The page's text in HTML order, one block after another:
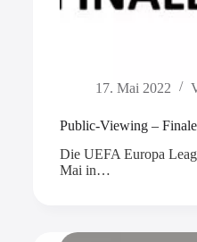
17. Mai 2022
Public-Viewing –
Die UEFA Europa
Mai in…